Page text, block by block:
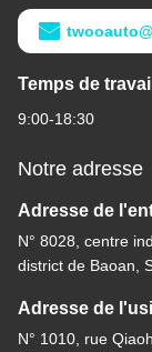
Temps de travail
9:00-18:30
Notre adresse
Adresse de
N° 8028, centre
district de Baoan,
Adresse de
N° 1010, rue